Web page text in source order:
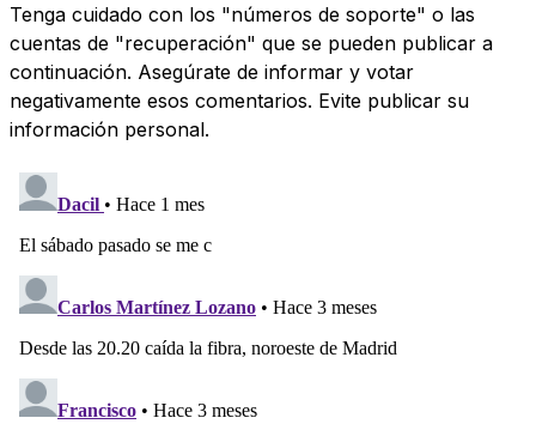
Tenga cuidado con los "números de soporte" o las
cuentas de "recuperación" que se pueden publicar a
continuación. Asegúrate de informar y votar
negativamente esos comentarios. Evite publicar su
información personal.